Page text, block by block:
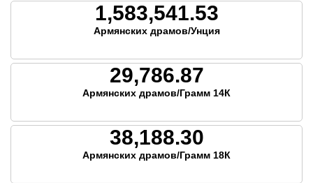
1,583,541.53
Армянских драмов/Унция
29,786.87
Армянских драмов/Грамм 14К
38,188.30
Армянских драмов/Грамм 18К